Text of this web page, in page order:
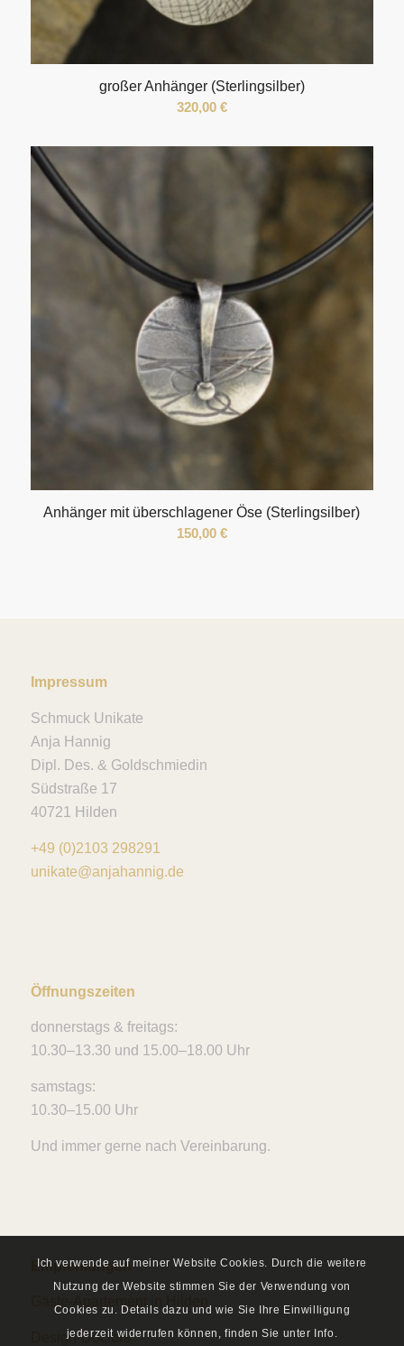
großer Anhänger (Sterlingsilber)
320,00 €
Anhänger mit überschlagener Öse (Sterlingsilber)
150,00 €
Impressum
Schmuck Unikate
Anja Hannig
Dipl. Des. & Goldschmiedin
Südstraße 17
40721 Hilden
+49 (0)2103 298291
unikate@anjahannig.de
Öffnungszeiten
donnerstags & freitags:
10.30–13.30 und 15.00–18.00 Uhr
samstags:
10.30–15.00 Uhr
Und immer gerne nach Vereinbarung.
Empfehlungen
Design-Doctors
Ich verwende auf meiner Website Cookies. Durch die weitere
Nutzung der Website stimmen Sie der Verwendung von
Cookies zu. Details dazu und wie Sie Ihre Einwilligung
jederzeit widerrufen können, finden Sie unter Info.